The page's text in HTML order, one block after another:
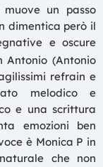
un passo
dimentica però il
e oscure
Antonio (Antonio
refrain e
melodico e
e una scrittura
emozioni ben
è Monica P in
che non